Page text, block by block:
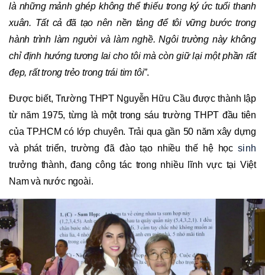
là những mảnh ghép không thể thiếu trong ký ức tuổi thanh
xuân. Tất cả đã tạo nên nền tảng để tôi vững bước trong
hành trình làm người và làm nghề. Ngôi trường này không
chỉ định hướng tương lai cho tôi mà còn giữ lại một phần rất
đẹp, rất trong trẻo trong trái tim tôi”.
Được biết, Trường THPT Nguyễn Hữu Cầu được thành lập
từ năm 1975, từng là một trong sáu trường THPT đầu tiên
của TP.HCM có lớp chuyên. Trải qua gần 50 năm xây dựng
và phát triển, trường đã đào tạo nhiều thế hệ họcsinh
trưởng thành, đang công tác trong nhiều lĩnh vực tại Việt
Nam và nước ngoài.